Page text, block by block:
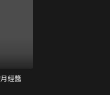
經醬